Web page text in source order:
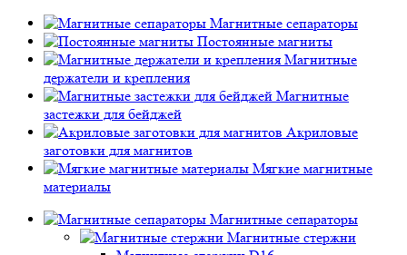
Магнитные сепараторы
Постоянные магниты
Магнитные
держатели и крепления
Магнитные
застежки для бейджей
Акриловые
заготовки для магнитов
Мягкие магнитные
материалы
Магнитные сепараторы
Магнитные стержни